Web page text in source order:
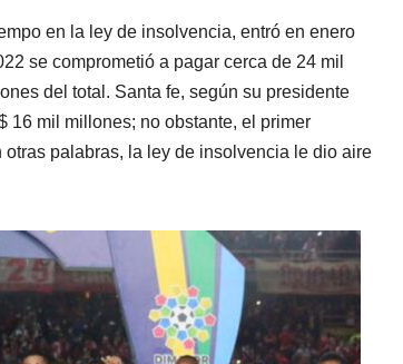
en la ley de insolvencia, entró en enero
se comprometió a pagar cerca de 24 mil
del total. Santa fe, según su presidente
16 mil millones; no obstante, el primer
palabras, la ley de insolvencia le dio aire